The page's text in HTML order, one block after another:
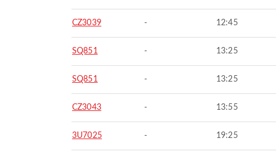
CZ3039 - 12:45
SQ851 - 13:25
SQ851 - 13:25
CZ3043 - 13:55
3U7025 - 19:25